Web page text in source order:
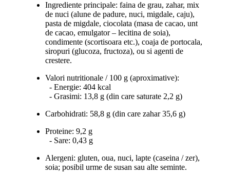
Ingrediente principale: faina de grau, zahar, mix
de nuci (alune de padure, nuci, migdale, caju),
pasta de migdale, ciocolata (masa de cacao, unt
de cacao, emulgator – lecitina de soia),
condimente (scortisoara etc.), coaja de portocala,
siropuri (glucoza, fructoza), ou si agenti de
crestere.
Valori nutritionale / 100 g (aproximative):
- Energie: 404 kcal
- Grasimi: 13,8 g (din care saturate 2,2 g)
Carbohidrati: 58,8 g (din care zahar 35,6 g)
Proteine: 9,2 g
- Sare: 0,43 g
Alergeni: gluten, oua, nuci, lapte (caseina / zer),
soia; posibil urme de susan sau alte seminte.